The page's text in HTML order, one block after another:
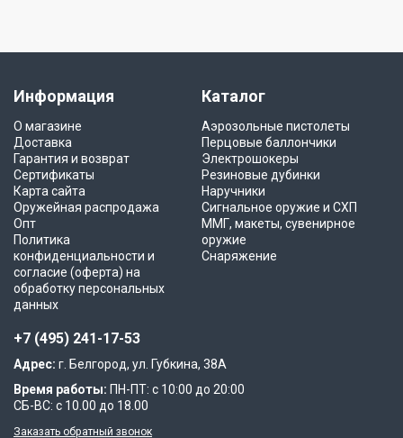
Информация
О магазине
Доставка
Гарантия и возврат
Сертификаты
Карта сайта
Оружейная распродажа
Опт
Политика
конфиденциальности и
согласие (оферта) на
обработку персональных
данных
Каталог
Аэрозольные пистолеты
Перцовые баллончики
Электрошокеры
Резиновые дубинки
Наручники
Сигнальное оружие и СХП
ММГ, макеты, сувенирное
оружие
Снаряжение
+7 (495) 241-17-53
Адрес: г. Белгород, ул. Губкина, 38А
Время работы: ПН-ПТ: с 10:00 до 20:00
СБ-ВС: с 10.00 до 18.00
Заказать обратный звонок